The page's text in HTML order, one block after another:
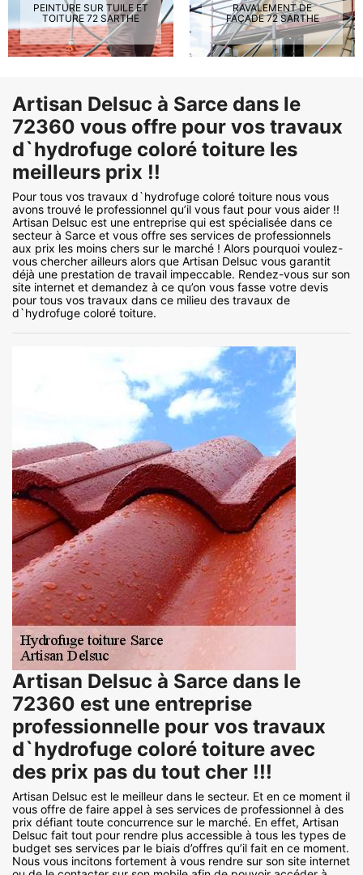
PEINTURE SUR TUILE ET
TOITURE 72 SARTHE
RAVALEMENT DE
FAÇADE 72 SARTHE
Artisan Delsuc à Sarce dans le
72360 vous offre pour vos travaux
d`hydrofuge coloré toiture les
meilleurs prix !!
Pour tous vos travaux d`hydrofuge coloré toiture nous vous
avons trouvé le professionnel qu’il vous faut pour vous aider !!
Artisan Delsuc est une entreprise qui est spécialisée dans ce
secteur à Sarce et vous offre ses services de professionnels
aux prix les moins chers sur le marché ! Alors pourquoi voulez-
vous chercher ailleurs alors que Artisan Delsuc vous garantit
déjà une prestation de travail impeccable. Rendez-vous sur son
site internet et demandez à ce qu’on vous fasse votre devis
pour tous vos travaux dans ce milieu des travaux de
d`hydrofuge coloré toiture.
Artisan Delsuc à Sarce dans le
72360 est une entreprise
professionnelle pour vos travaux
d`hydrofuge coloré toiture avec
des prix pas du tout cher !!!
Artisan Delsuc est le meilleur dans le secteur. Et en ce moment il
vous offre de faire appel à ses services de professionnel à des
prix défiant toute concurrence sur le marché. En effet, Artisan
Delsuc fait tout pour rendre plus accessible à tous les types de
budget ses services par le biais d’offres qu’il fait en ce moment.
Nous vous incitons fortement à vous rendre sur son site internet